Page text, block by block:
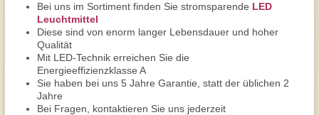
Bei uns im Sortiment finden Sie stromsparende LED
Leuchtmittel
Diese sind von enorm langer Lebensdauer und hoher
Qualität
Mit LED-Technik erreichen Sie die
Energieeffizienzklasse A
Sie haben bei uns 5 Jahre Garantie, statt der üblichen 2
Jahre
Bei Fragen, kontaktieren Sie uns jederzeit